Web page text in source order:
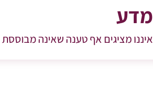
מדע
איננו מציגים אף טענה שאינה